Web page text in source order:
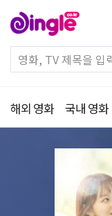
해외 영화 국내 영화